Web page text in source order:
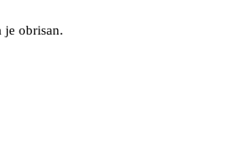
obrisan.